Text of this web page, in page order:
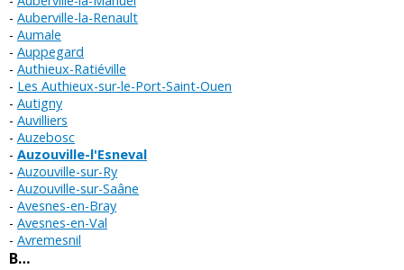
Auberville-la-Renault
Aumale
Auppegard
Authieux-Ratiéville
Les Authieux-sur-le-Port-Saint-Ouen
Autigny
Auvilliers
Auzebosc
Auzouville-l'Esneval
Auzouville-sur-Ry
Auzouville-sur-Saâne
Avesnes-en-Bray
Avesnes-en-Val
Avremesnil
B…